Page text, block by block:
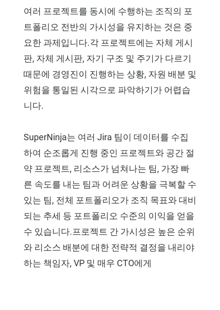
여러 프로젝트를 동시에 수행하는 조직의 포
트폴리오 전반의 가시성을 유지하는 것은 중
요한 과제입니다.각 프로젝트에는 자체 게시
판, 자체 게시판, 자기 구조 및 주기가 다르기
때문에 경영진이 진행하는 상황, 자원 배분 및
위험을 통일된 시각으로 파악하기가 어렵습
니다.
SuperNinja는 여러 Jira 팀이 데이터를 수집
하여 순조롭게 진행 중인 프로젝트와 공간 절
약 프로젝트, 리소스가 넘쳐나는 팀, 가장 빠
른 속도를 내는 팀과 어려운 상황을 극복할 수
있는 팀, 전체 포트폴리오가 조직 목표와 대비
되는 추세 등 포트폴리오 수준의 이익을 얻을
수 있습니다.프로젝트 간 가시성은 높은 순위
와 리소스 배분에 대한 전략적 결정을 내리야
하는 책임자, VP 및 매우 CTO에게